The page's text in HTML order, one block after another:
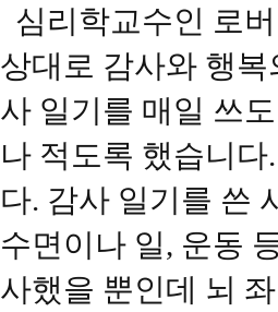
심리학교수인 로
상대로 감사와 행
사 일기를 매일 쓰
나 적도록 했습니
다. 감사 일기를 쓴
수면이나 일, 운동
사했을 뿐인데 뇌